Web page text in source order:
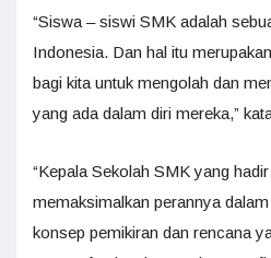
“Siswa – siswi SMK adalah
Indonesia. Dan hal itu
bagi kita untuk mengolah dan
yang ada dalam diri mereka,”
“Kepala Sekolah SMK yang
memaksimalkan perannya
konsep pemikiran dan rencana